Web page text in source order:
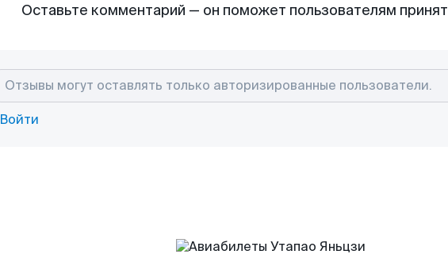
Оставьте комментарий — он поможет пользователям
Войти